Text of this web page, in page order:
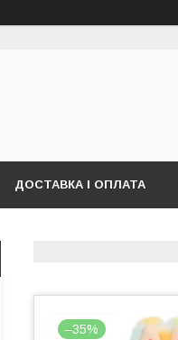
ДОСТАВКА І ОПЛАТА
–35%